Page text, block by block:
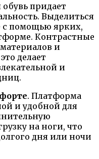
придает
Выделиться
с помощью ярких,
Контрастные
и
делает
и
. Платформа
и удобной для
на ноги, что
дня или ночи